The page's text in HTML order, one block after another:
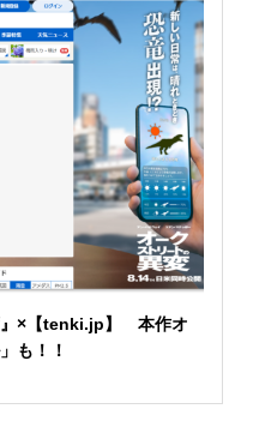
』×【tenki.jp】 本作オ
も！！